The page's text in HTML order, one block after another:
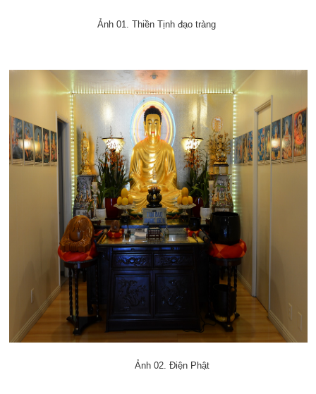
Ảnh 01. Thiền Tịnh đạo tràng
Ảnh 02. Điện Phật